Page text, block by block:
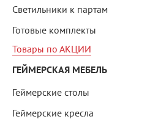
Светильники к партам
Готовые комплекты
Товары по АКЦИИ
ГЕЙМЕРСКАЯ МЕБЕЛЬ
Геймерские столы
Геймерские кресла